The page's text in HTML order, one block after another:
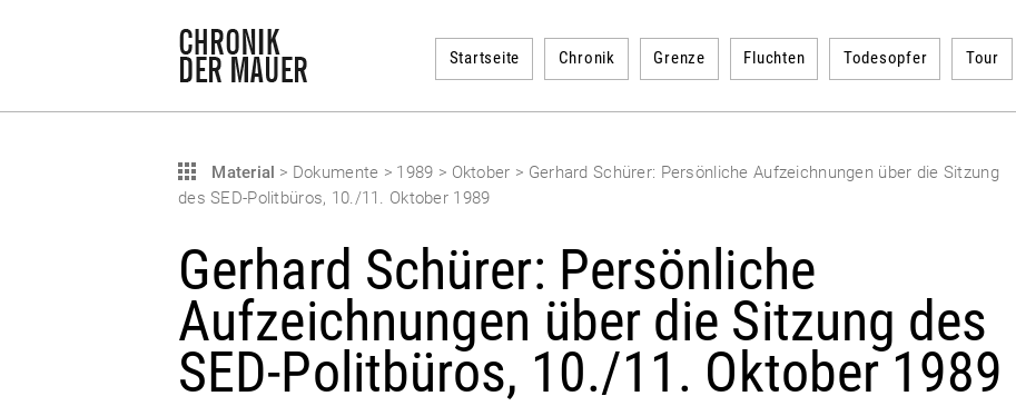
Startseite Chronik Grenze Fluchten Todesopfer Tour
Material > Dokumente > 1989 > Oktober > Gerhard Schürer: Persönliche Aufzeichnungen über die Sitzung
des SED-Politbüros, 10./11. Oktober 1989
Gerhard Schürer: Persönliche
Aufzeichnungen über die Sitzung des
SED-Politbüros, 10./11. Oktober 1989